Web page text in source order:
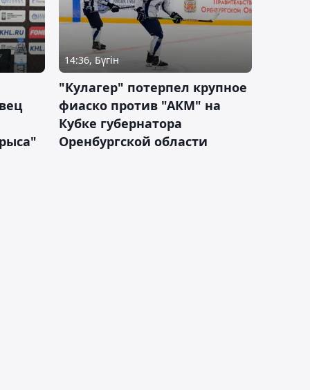
14:36, Бүгін
"Кулагер" потерпел крупное
фиаско против "АКМ" на
Кубке губернатора
Оренбургской области